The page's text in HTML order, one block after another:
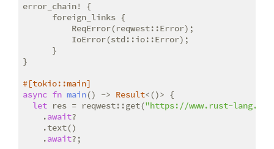
error_chain! {
      foreign_links {
          ReqError(reqwest::Error);
          IoError(std::io::Error);
      }
}
#[tokio::main]
async fn main() -> Result<()> {
let res = reqwest::get("https://www.rust-
    .
await?
    .text()
    .
await?;